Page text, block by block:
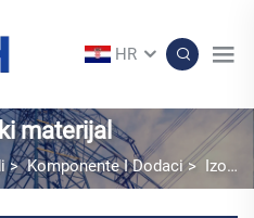
HR
materijal
>Komponente I Dodaci> Izolacijski materijal